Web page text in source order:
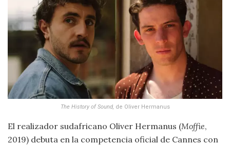
The History of Sound, de Oliver Hermanus
El realizador sudafricano Oliver Hermanus (Moffie,
2019) debuta en la competencia oficial de Cannes con